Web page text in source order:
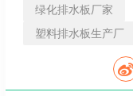
绿化排水板厂家
塑料排水板生产厂